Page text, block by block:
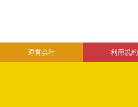
運営会社 利用規約